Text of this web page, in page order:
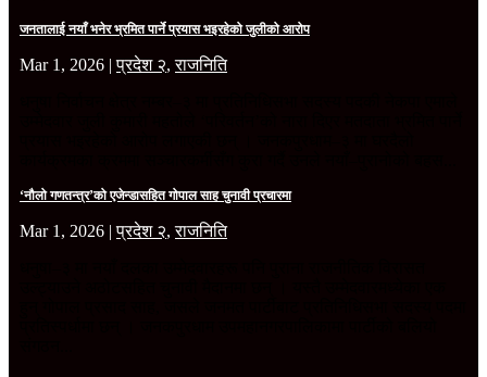
जनतालाई नयाँ भनेर भ्रमित पार्ने प्रयास भइरहेको जुलीको आरोप
Mar 1, 2026 |प्रदेश २,राजनिति
‘नौलो गणतन्त्र’को एजेन्डासहित गोपाल साह चुनावी प्रचारमा
Mar 1, 2026 |प्रदेश २,राजनिति